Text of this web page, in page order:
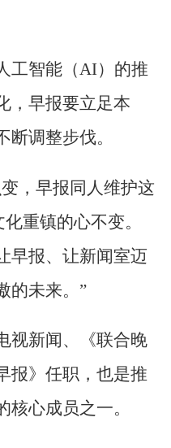
工智能（AI）的推
，早报要立足本
调整步伐。
，早报同人维护这
重镇的心不变。
早报、让新闻室迈
的未来。”
视新闻、《联合晚
报》任职，也是推
心成员之一。